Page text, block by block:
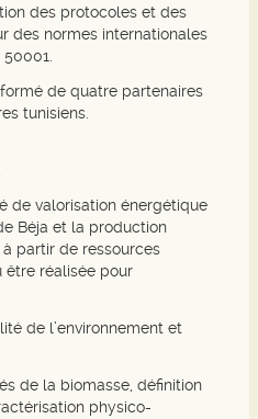
des protocoles et des
des normes internationales
de quatre partenaires
tunisiens.
de valorisation énergétique
Béja et la production
partir de ressources
être réalisée pour
de l’environnement et
de la biomasse, définition
physico-